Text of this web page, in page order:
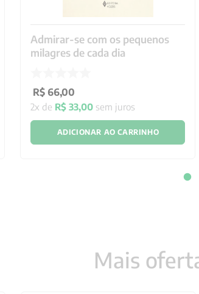
Admirar-se com os pequenos
milagres de cada dia
R$ 66,00
2x de R$ 33,00 sem juros
ADICIONAR AO CARRINHO
Mais